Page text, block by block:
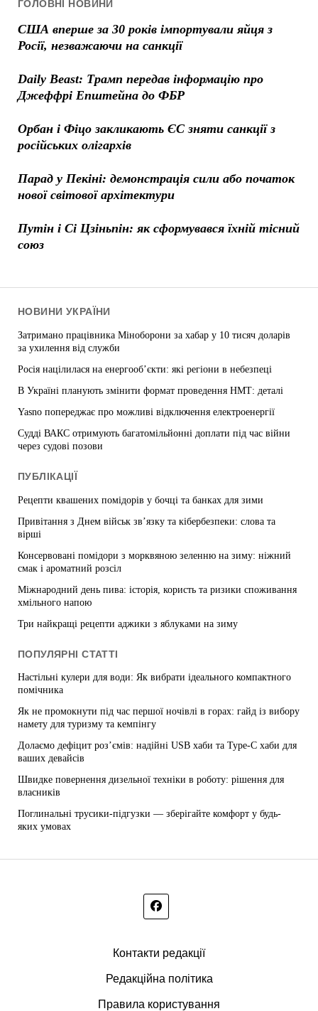
ГОЛОВНІ НОВИНИ
США вперше за 30 років імпортували яйця з
Росії, незважаючи на санкції
Daily Beast: Трамп передав інформацію про
Джеффрі Епштейна до ФБР
Орбан і Фіцо закликають ЄС зняти санкції з
російських олігархів
Парад у Пекіні: демонстрація сили або початок
нової світової архітектури
Путін і Сі Цзіньпін: як сформувався їхній тісний
союз
НОВИНИ УКРАЇНИ
Затримано працівника Міноборони за хабар у 10 тисяч доларів
за ухилення від служби
Росія націлилася на енергооб’єкти: які регіони в небезпеці
В Україні планують змінити формат проведення НМТ: деталі
Yasno попереджає про можливі відключення електроенергії
Судді ВАКС отримують багатомільйонні доплати під час війни
через судові позови
ПУБЛІКАЦІЇ
Рецепти квашених помідорів у бочці та банках для зими
Привітання з Днем військ зв’язку та кібербезпеки: слова та
вірші
Консервовані помідори з морквяною зеленню на зиму: ніжний
смак і ароматний розсіл
Міжнародний день пива: історія, користь та ризики споживання
хмільного напою
Три найкращі рецепти аджики з яблуками на зиму
ПОПУЛЯРНІ СТАТТІ
Настільні кулери для води: Як вибрати ідеального компактного
помічника
Як не промокнути під час першої ночівлі в горах: гайд із вибору
намету для туризму та кемпінгу
Долаємо дефіцит роз’ємів: надійні USB хаби та Type-C хаби для
ваших девайсів
Швидке повернення дизельної техніки в роботу: рішення для
власників
Поглинальні трусики-підгузки — зберігайте комфорт у будь-
яких умовах
Контакти редакції
Редакційна політика
Правила користування